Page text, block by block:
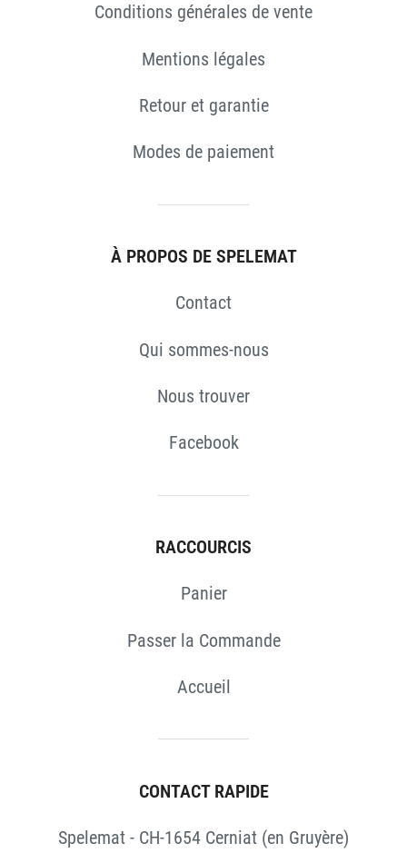
Conditions générales de vente
Mentions légales
Retour et garantie
Modes de paiement
À PROPOS DE SPELEMAT
Contact
Qui sommes-nous
Nous trouver
Facebook
RACCOURCIS
Panier
Passer la Commande
Accueil
CONTACT RAPIDE
Spelemat - CH-1654 Cerniat (en Gruyère)